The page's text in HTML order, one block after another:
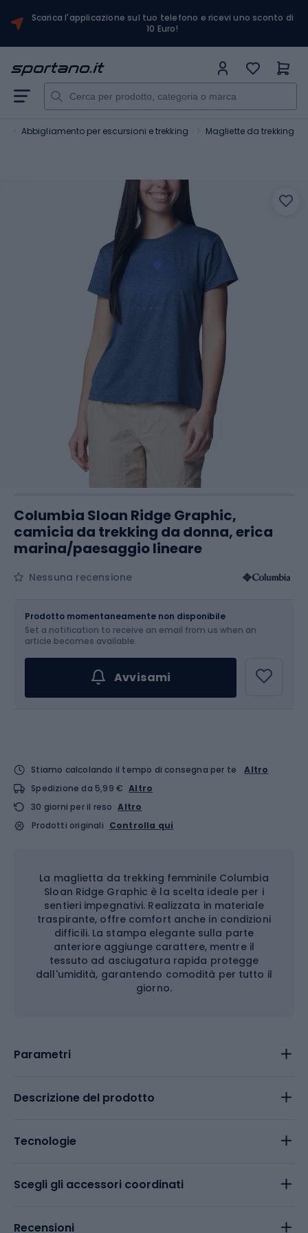
Scarica l'applicazione sul tuo telefono e ricevi uno sconto di
10 Euro!
Abbigliamento per escursioni e trekking Magliette da trekking
Columbia Sloan Ridge Graphic,
camicia da trekking da donna, erica
marina/paesaggio lineare
Nessuna recensione
Scegli un'opzione...
Prodotto momentaneamente non disponibile
Set a notification to receive an email from us when an
article becomes available.
Avvisami
Stiamo calcolando il tempo di consegna per te
Altro
Spedizione da 5,99 € Altro
30 giorni per il reso Altro
Prodotti originali Controlla qui
La maglietta da trekking femminile Columbia
Sloan Ridge Graphic è la scelta ideale per i
sentieri impegnativi. Realizzata in materiale
traspirante, offre comfort anche in condizioni
difficili. La stampa elegante sulla parte
anteriore aggiunge carattere, mentre il
tessuto ad asciugatura rapida protegge
dall'umidità, garantendo comodità per tutto il
giorno.
Parametri
Descrizione del prodotto
Tecnologie
Scegli gli accessori coordinati
Recensioni